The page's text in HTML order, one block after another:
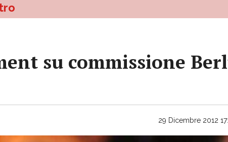
su commissione
29 Dicembre 2012